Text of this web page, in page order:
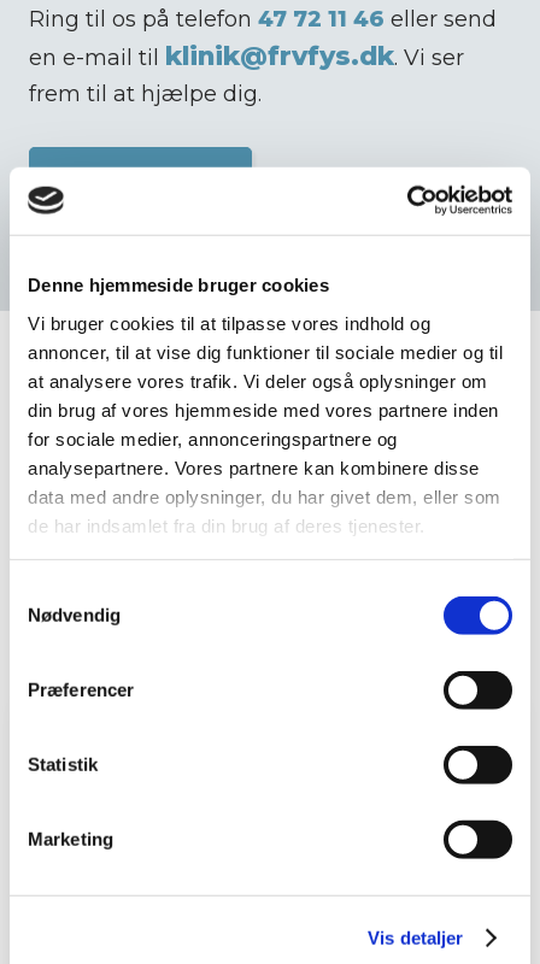
Denne hjemmeside bruger cookies
Vi bruger cookies til at tilpasse vores indhold og
annoncer, til at vise dig funktioner til sociale medier og til
at analysere vores trafik. Vi deler også oplysninger om
din brug af vores hjemmeside med vores partnere inden
for sociale medier, annonceringspartnere og
analysepartnere. Vores partnere kan kombinere disse
data med andre oplysninger, du har givet dem, eller som
de har indsamlet fra din brug af deres tjenester.
Nødvendig
Præferencer
Statistik
Marketing
Vis detaljer
Ring til os på telefon47 72 11 46 eller send
en e-mail til klinik@frvfys.dk. Vi ser
frem til at hjælpe dig.​
Kontakt os i dag​
Udtalelser fra vores
klienter
​ Du kan se flere anmeldelser på
Har været der 8 gange indtil videre med
af behandlingerne. De er også meget